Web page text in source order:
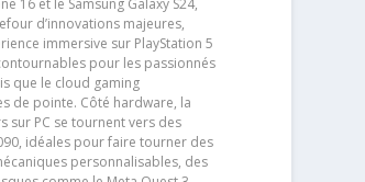
d’innovations majeures,
immersive sur PlayStation 5
pour les passionnés
que le cloud gaming
de pointe. Côté hardware, la
PC se tournent vers des
idéales pour faire tourner des
personnalisables, des